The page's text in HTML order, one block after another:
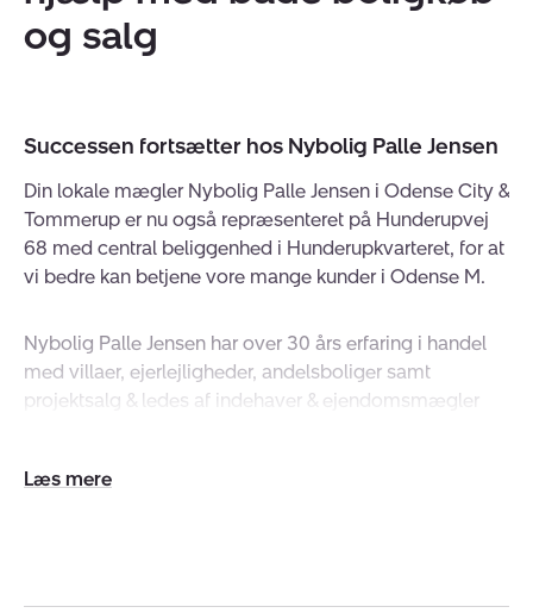
og salg
Successen fortsætter hos Nybolig Palle Jensen
Din lokale mægler Nybolig Palle Jensen i Odense City &
Tommerup er nu også repræsenteret på Hunderupvej
68 med central beliggenhed i Hunderupkvarteret, for at
vi bedre kan betjene vore mange kunder i Odense M.
Nybolig Palle Jensen har over 30 års erfaring i handel
med villaer, ejerlejligheder, andelsboliger samt
projektsalg & ledes af indehaver & ejendomsmægler
dynamisk & veluddannet team med stor erfaring krydret